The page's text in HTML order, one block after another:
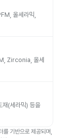
올세라믹,
Zirconia, 올세
재(세라믹) 등을
기반으로 제공되며,